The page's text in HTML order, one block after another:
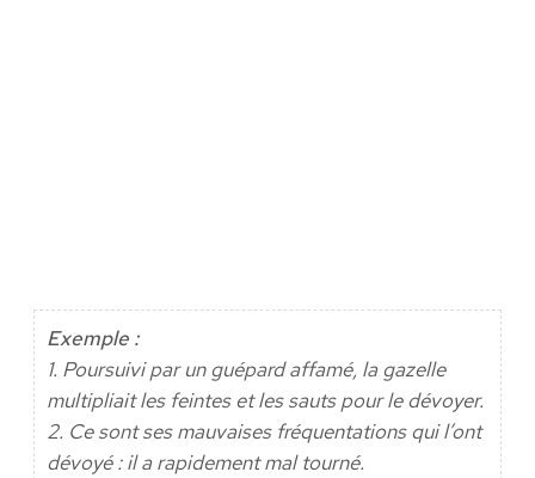
Exemple :
1. Poursuivi par un guépard affamé, la gazelle
multipliait les feintes et les sauts pour le dévoyer.
2. Ce sont ses mauvaises fréquentations qui l’ont
dévoyé : il a rapidement mal tourné.